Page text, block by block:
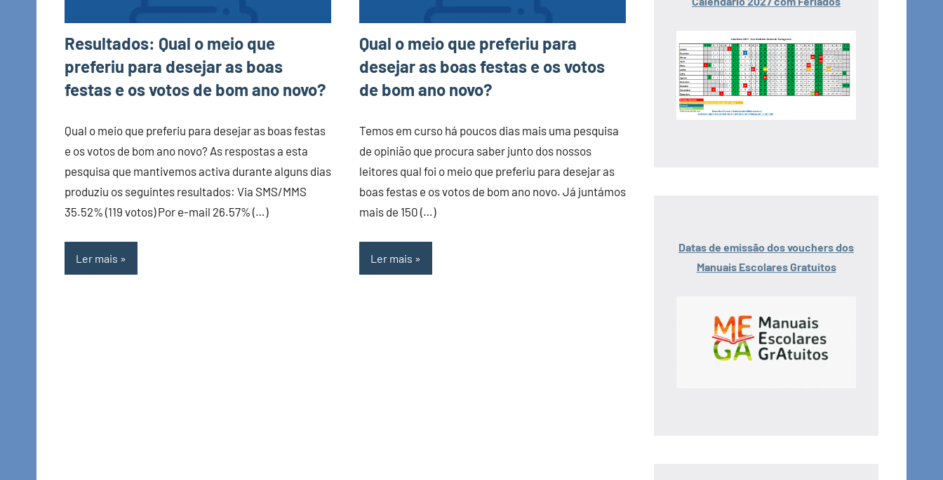
Resultados: Qual o meio que
preferiu para desejar as boas
festas e os votos de bom ano novo?
Qual o meio que preferiu para desejar as boas festas
e os votos de bom ano novo? As respostas a esta
pesquisa que mantivemos activa durante alguns dias
produziu os seguintes resultados: Via SMS/MMS
35.52% (119 votos) Por e-mail 26.57% (…)
Ler mais
Qual o meio que preferiu para
desejar as boas festas e os votos
de bom ano novo?
Temos em curso há poucos dias mais uma pesquisa
de opinião que procura saber junto dos nossos
leitores qual foi o meio que preferiu para desejar as
boas festas e os votos de bom ano novo. Já juntámos
mais de 150 (…)
Ler mais
Datas de emissão dos vouchers dos
Manuais Escolares Gratuitos